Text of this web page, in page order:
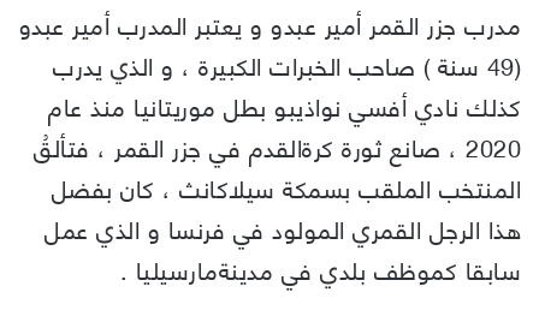
مدرب جزر القمر أمير عبدو و يعتبر المدرب أمير عبدو
(49 سنة ) صاحب الخبرات الكبيرة ، و الذي يدرب
كذلك نادي أفسي نواذيبو بطل موريتانيا منذ عام
2020 ، صانع ثورة كرةالقدم في جزر القمر ، فتألقُ
المنتخب الملقب بسمكة سيلاكانث ، كان بفضل
هذا الرجل القمري المولود في فرنسا و الذي عمل
سابقا كموظف بلدي في مدينةمارسيليا .